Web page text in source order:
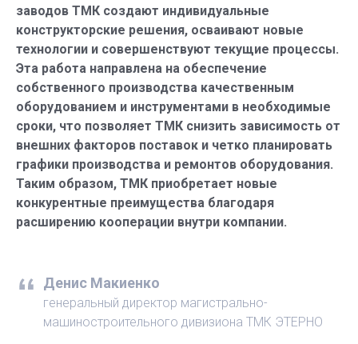
заводов ТМК создают индивидуальные
конструкторские решения, осваивают новые
технологии и совершенствуют текущие процессы.
Эта работа направлена на обеспечение
собственного производства качественным
оборудованием и инструментами в необходимые
сроки, что позволяет ТМК снизить зависимость от
внешних факторов поставок и четко планировать
графики производства и ремонтов оборудования.
Таким образом, ТМК приобретает новые
конкурентные преимущества благодаря
расширению кооперации внутри компании.
Денис Макиенко
генеральный директор магистрально-
машиностроительного дивизиона ТМК ЭТЕРНО